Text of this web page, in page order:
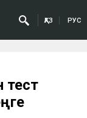
ҚАЗ РУС
тест